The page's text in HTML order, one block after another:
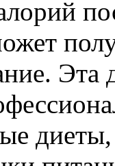
Эта